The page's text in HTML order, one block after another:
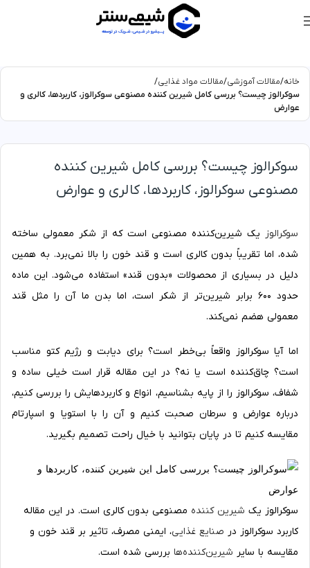
خانه مقالات آموزشی مقالات مواد غذایی
سوکرالوز چیست؟ بررسی کامل شیرین کننده مصنوعی سوکرالوز، کاربردها، کالری و
عوارض
سوکرالوز چیست؟ بررسی کامل شیرین کننده
مصنوعی سوکرالوز، کاربردها، کالری و عوارض
سوکرالوز یک شیرین‌کننده مصنوعی است که از شکر معمولی ساخته
شده، اما تقریباً بدون کالری است و قند خون را بالا نمی‌برد. به همین
دلیل در بسیاری از محصولات «بدون قند» استفاده می‌شود. این ماده
حدود ۶۰۰ برابر شیرین‌تر از شکر است، اما بدن ما آن را مثل قند
معمولی هضم نمی‌کند.
اما آیا سوکرالوز واقعاً بی‌خطر است؟ برای دیابت و رژیم کتو مناسب
است؟ چاق‌کننده است یا نه؟ در این مقاله قرار است خیلی ساده و
شفاف، سوکرالوز را از پایه بشناسیم، انواع و کاربردهایش را بررسی کنیم،
درباره عوارض و سرطان صحبت کنیم و آن را با استویا و اسپارتام
مقایسه کنیم تا در پایان بتوانید با خیال راحت تصمیم بگیرید.
سوکرالوز یک شیرین کننده مصنوعی بدون کالری است. در این مقاله
کاربرد سوکرالوز در صنایع غذایی، ایمنی مصرف، تاثیر بر قند خون و
مقایسه با سایر شیرین‌کننده‌ها بررسی شده است.